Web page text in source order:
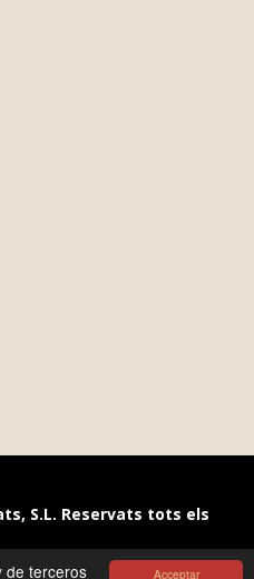
Acceptar
de terceros
S.L. Reservats tots els